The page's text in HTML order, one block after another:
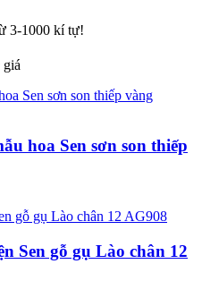
3-1000 kí tự!
hoa Sen sơn son thiếp
Sen gỗ gụ Lào chân 12